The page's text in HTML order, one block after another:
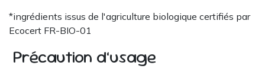
*ingrédients issus de l'agriculture biologique certifiés par
Ecocert FR-BIO-01
Précaution d’usage